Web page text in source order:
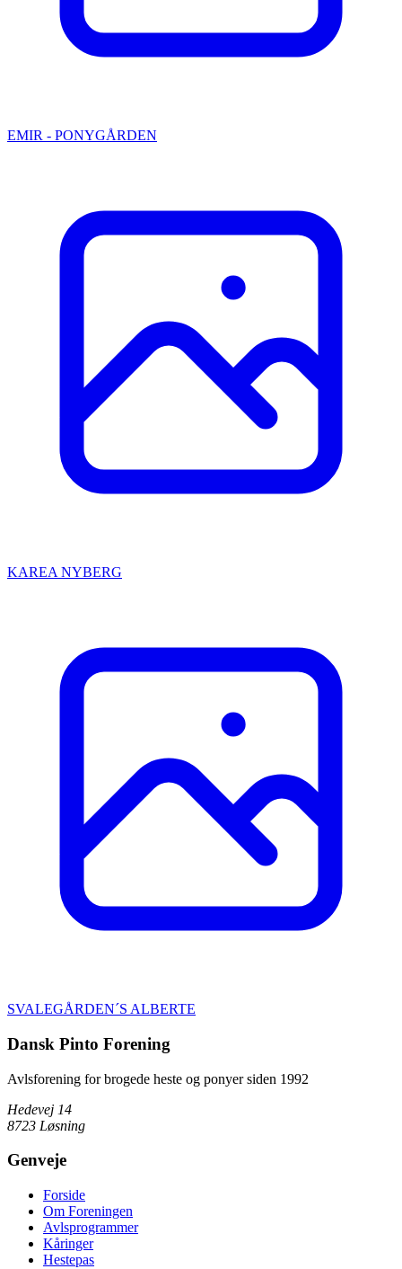
EMIR - PONYGÅRDEN
KAREA NYBERG
SVALEGÅRDEN´S ALBERTE
Dansk Pinto Forening
Avlsforening for brogede heste og ponyer siden 1992
Hedevej 14
8723 Løsning
Genveje
Forside
Om Foreningen
Avlsprogrammer
Kåringer
Hestepas